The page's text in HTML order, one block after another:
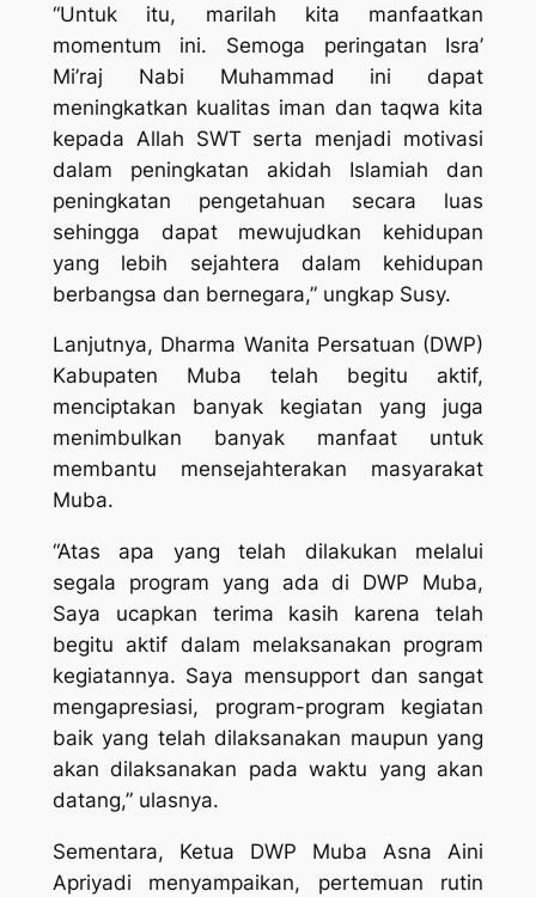
“Untuk itu, marilah kita manfaatkan
momentum ini. Semoga peringatan Isra’
Mi’raj Nabi Muhammad ini dapat
meningkatkan kualitas iman dan taqwa kita
kepada Allah SWT serta menjadi motivasi
dalam peningkatan akidah Islamiah dan
peningkatan pengetahuan secara luas
sehingga dapat mewujudkan kehidupan
yang lebih sejahtera dalam kehidupan
berbangsa dan bernegara,” ungkap Susy.
Lanjutnya, Dharma Wanita Persatuan (DWP)
Kabupaten Muba telah begitu aktif,
menciptakan banyak kegiatan yang juga
menimbulkan banyak manfaat untuk
membantu mensejahterakan masyarakat
Muba.
“Atas apa yang telah dilakukan melalui
segala program yang ada di DWP Muba,
Saya ucapkan terima kasih karena telah
begitu aktif dalam melaksanakan program
kegiatannya. Saya mensupport dan sangat
mengapresiasi, program-program kegiatan
baik yang telah dilaksanakan maupun yang
akan dilaksanakan pada waktu yang akan
datang,” ulasnya.
Sementara, Ketua DWP Muba Asna Aini
Apriyadi menyampaikan, pertemuan rutin